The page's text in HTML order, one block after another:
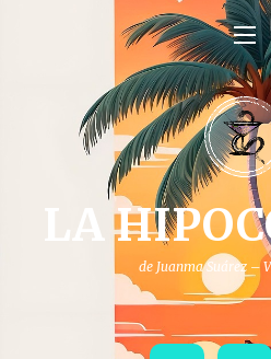
LA
de Juanma Suárez –